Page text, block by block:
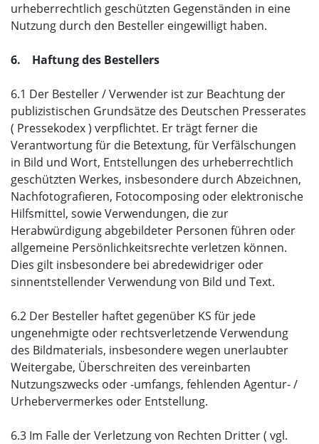
urheberrechtlich geschützten Gegenständen in eine
Nutzung durch den Besteller eingewilligt haben.
6. Haftung des Bestellers
6.1 Der Besteller / Verwender ist zur Beachtung der
publizistischen Grundsätze des Deutschen Presserates
( Pressekodex ) verpflichtet. Er trägt ferner die
Verantwortung für die Betextung, für Verfälschungen
in Bild und Wort, Entstellungen des urheberrechtlich
geschützten Werkes, insbesondere durch Abzeichnen,
Nachfotografieren, Fotocomposing oder elektronische
Hilfsmittel, sowie Verwendungen, die zur
Herabwürdigung abgebildeter Personen führen oder
allgemeine Persönlichkeitsrechte verletzen können.
Dies gilt insbesondere bei abredewidriger oder
sinnentstellender Verwendung von Bild und Text.
6.2 Der Besteller haftet gegenüber KS für jede
ungenehmigte oder rechtsverletzende Verwendung
des Bildmaterials, insbesondere wegen unerlaubter
Weitergabe, Überschreiten des vereinbarten
Nutzungszwecks oder -umfangs, fehlenden Agentur- /
Urhebervermerkes oder Entstellung.
6.3 Im Falle der Verletzung von Rechten Dritter ( vgl.